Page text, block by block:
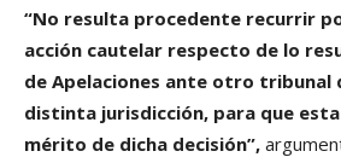
“No resulta procedente recurrir
acción cautelar respecto de lo
de Apelaciones ante otro tribunal
distinta jurisdicción, para que
mérito de dicha decisión”,